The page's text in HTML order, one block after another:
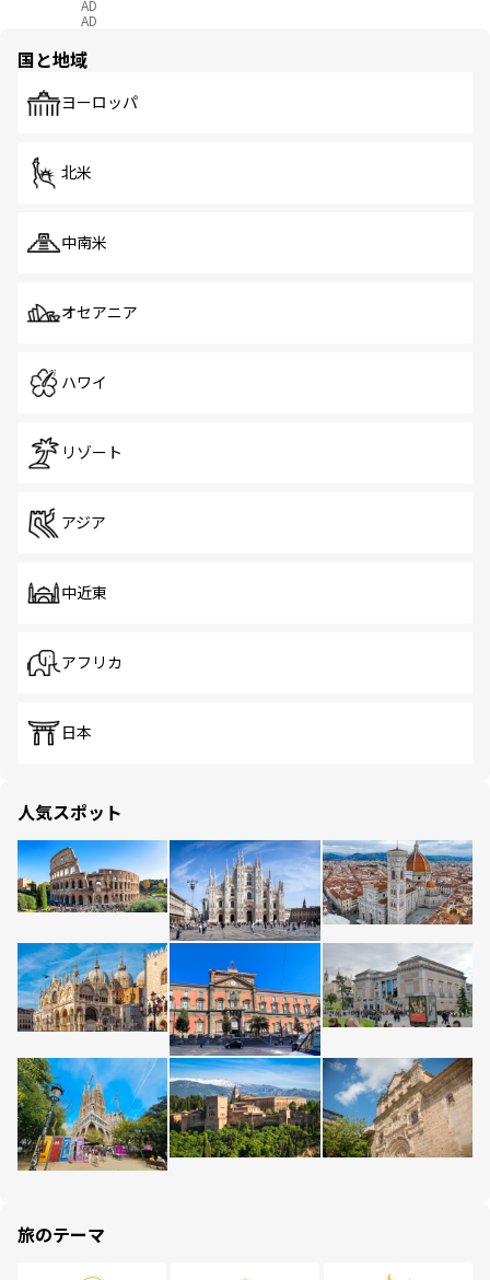
AD
AD
国と地域
ヨーロッパ
北米
中南米
オセアニア
ハワイ
リゾート
アジア
中近東
アフリカ
日本
人気スポット
旅のテーマ